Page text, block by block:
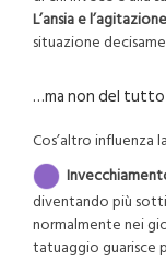
L’ansia e l’agitazione
situazione
…ma non del tutto
Cos’altro influenza
diventando più
normalmente nei
tatuaggio guarisce